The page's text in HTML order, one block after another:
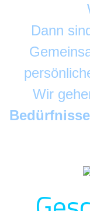
Dann
Wir